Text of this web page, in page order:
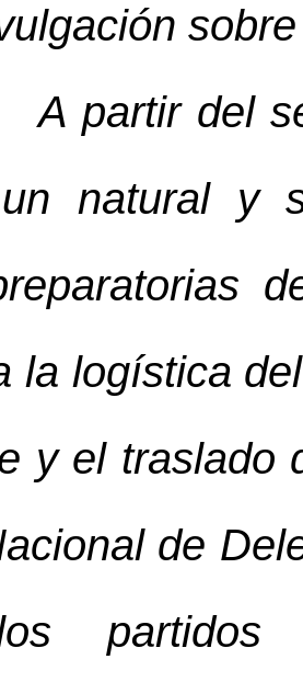
A partir del
natural y
la logística
y el traslado
de
partidos